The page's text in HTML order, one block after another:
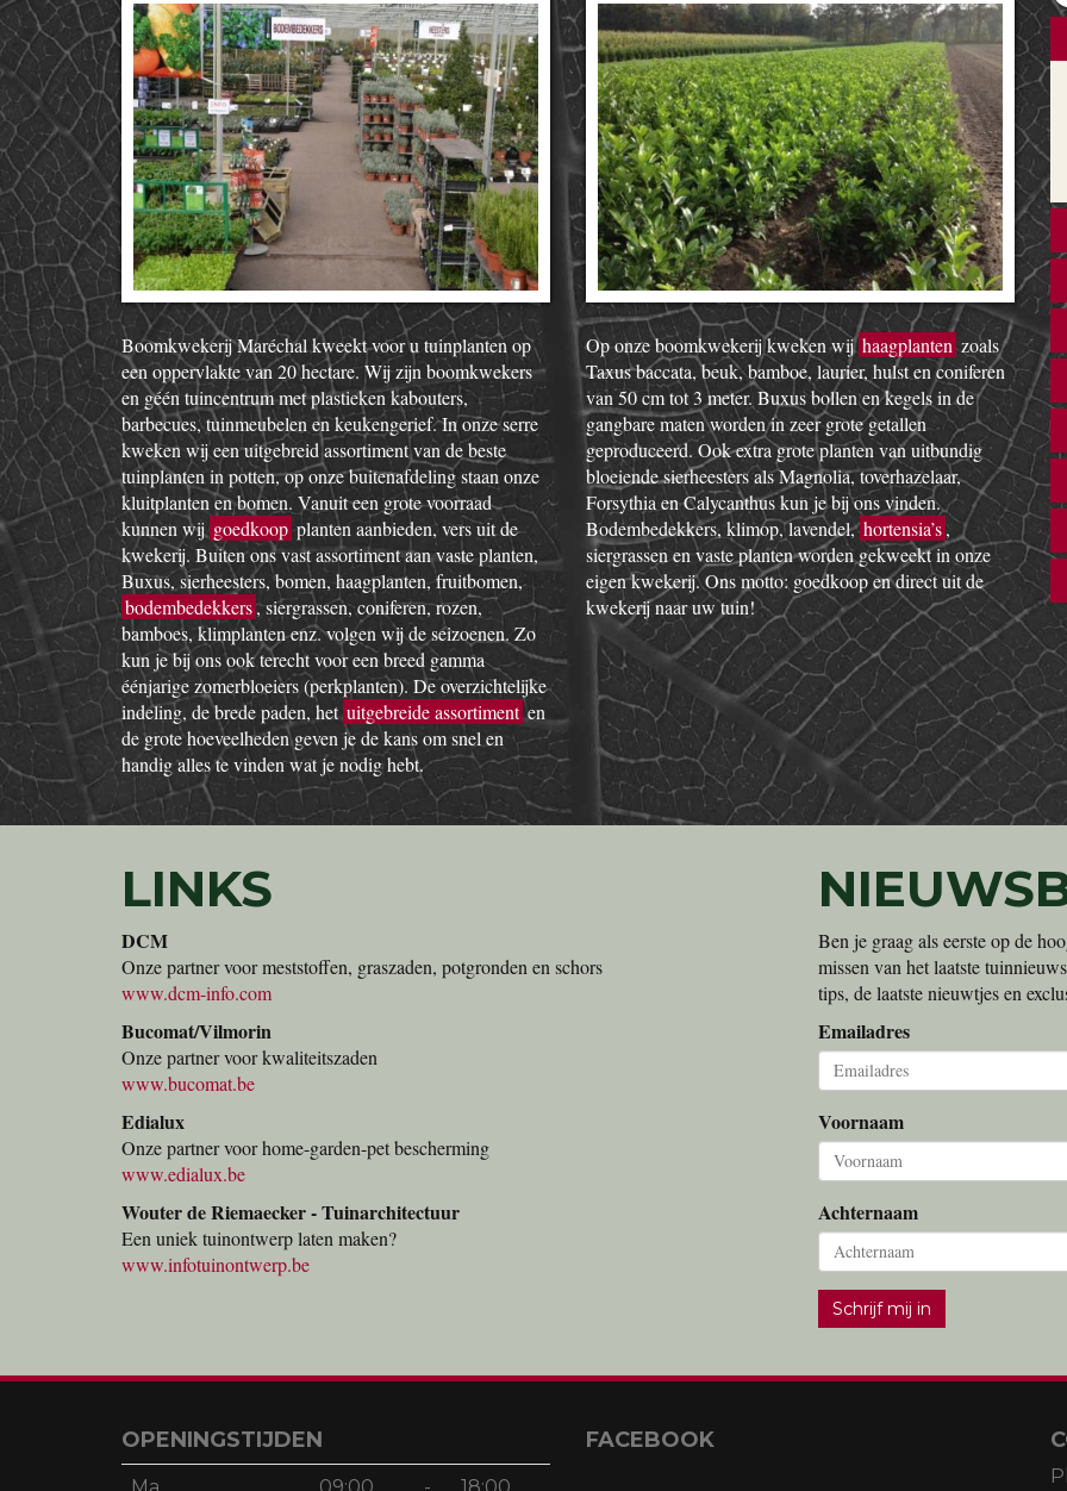
Boomkwekerij Maréchal kweekt voor u tuinplanten op
een oppervlakte van 20 hectare. Wij zijn boomkwekers
en géén tuincentrum met plastieken kabouters,
barbecues, tuinmeubelen en keukengerief. In onze serre
kweken wij een uitgebreid assortiment van de beste
tuinplanten in potten, op onze buitenafdeling staan onze
kluitplanten en bomen. Vanuit een grote voorraad
kunnen wij goedkoop planten aanbieden, vers uit de
kwekerij. Buiten ons vast assortiment aan vaste planten,
Buxus, sierheesters, bomen, haagplanten, fruitbomen,
bodembedekkers, siergrassen, coniferen, rozen,
bamboes, klimplanten enz. volgen wij de seizoenen. Zo
kun je bij ons ook terecht voor een breed gamma
éénjarige zomerbloeiers (perkplanten). De overzichtelijke
indeling, de brede paden, hetuitgebreide assortimenten
de grote hoeveelheden geven je de kans om snel en
handig alles te vinden wat je nodig hebt.
Op onze boomkwekerij kweken wijhaagplanten zoals
Taxus baccata, beuk, bamboe, laurier, hulst en coniferen
van 50 cm tot 3 meter. Buxus bollen en kegels in de
gangbare maten worden in zeer grote getallen
geproduceerd. Ook extra grote planten van uitbundig
bloeiende sierheesters als Magnolia, toverhazelaar,
Forsythia en Calycanthus kun je bij ons vinden.
Bodembedekkers, klimop, lavendel,hortensia’s,
siergrassen en vaste planten worden gekweekt in onze
eigen kwekerij. Ons motto: goedkoop en direct uit de
kwekerij naar uw tuin!
LINKS
DCM
Onze partner voor meststoffen, graszaden, potgronden en schors
www.dcm-info.com
Bucomat/Vilmorin
Onze partner voor kwaliteitszaden
www.bucomat.be
Edialux
Onze partner voor home-garden-pet bescherming
www.edialux.be
Wouter de Riemaecker - Tuinarchitectuur
Een uniek tuinontwerp laten maken?
www.infotuinontwerp.be
Ben je graag als eerste op de
missen van het laatste
tips, de laatste nieuwtjes en
Emailadres
Voornaam
Achternaam
Schrijf mij in
OPENINGSTIJDEN
Ma 09:00 - 18:00
FACEBOOK